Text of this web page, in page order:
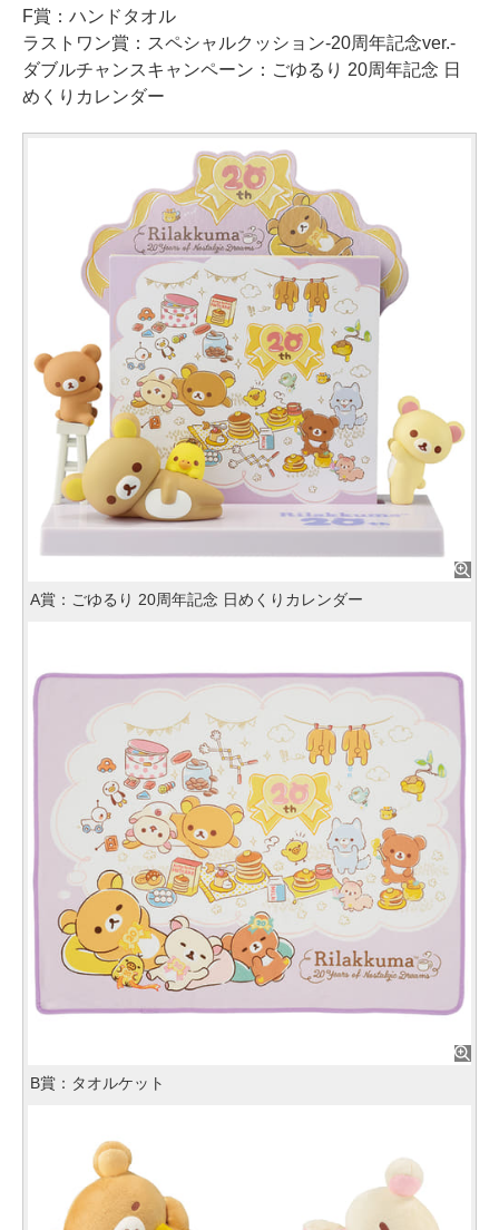
F賞：ハンドタオル
ラストワン賞：スペシャルクッション-20周年記念ver.-
ダブルチャンスキャンペーン：ごゆるり 20周年記念 日
めくりカレンダー
A賞：ごゆるり 20周年記念 日めくりカレンダー
B賞：タオルケット